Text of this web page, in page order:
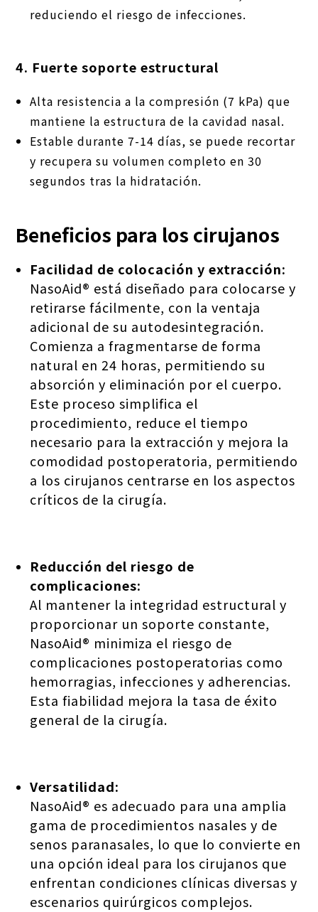
reduciendo el riesgo de infecciones.
4. Fuerte soporte estructural
Alta resistencia a la compresión (7 kPa) que
mantiene la estructura de la cavidad nasal.
Estable durante 7-14 días, se puede recortar
y recupera su volumen completo en 30
segundos tras la hidratación.
Beneficios para los cirujanos
Facilidad de colocación y extracción:
NasoAid® está diseñado para colocarse y
retirarse fácilmente, con la ventaja
adicional de su autodesintegración.
Comienza a fragmentarse de forma
natural en 24 horas, permitiendo su
absorción y eliminación por el cuerpo.
Este proceso simplifica el
procedimiento, reduce el tiempo
necesario para la extracción y mejora la
comodidad postoperatoria, permitiendo
a los cirujanos centrarse en los aspectos
críticos de la cirugía.
Reducción del riesgo de
complicaciones:
Al mantener la integridad estructural y
proporcionar un soporte constante,
NasoAid® minimiza el riesgo de
complicaciones postoperatorias como
hemorragias, infecciones y adherencias.
Esta fiabilidad mejora la tasa de éxito
general de la cirugía.
Versatilidad:
NasoAid® es adecuado para una amplia
gama de procedimientos nasales y de
senos paranasales, lo que lo convierte en
una opción ideal para los cirujanos que
enfrentan condiciones clínicas diversas y
escenarios quirúrgicos complejos.